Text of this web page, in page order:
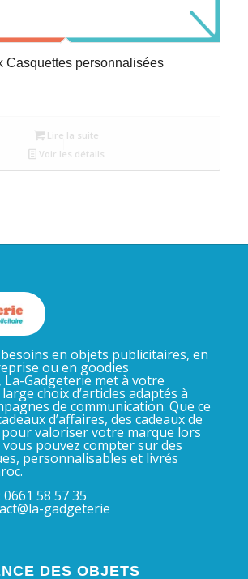
Casquettes personnalisées
Lire la suite
Voir les détails
en objets publicitaires, en
ou en goodies
Gadgeterie met à votre
choix d’articles adaptés à
de communication. Que ce
d’affaires, des cadeaux de
pour valoriser votre marque lors
vous pouvez compter sur des
personnalisables et livrés
58 57 35
gadgeterie
DES OBJETS